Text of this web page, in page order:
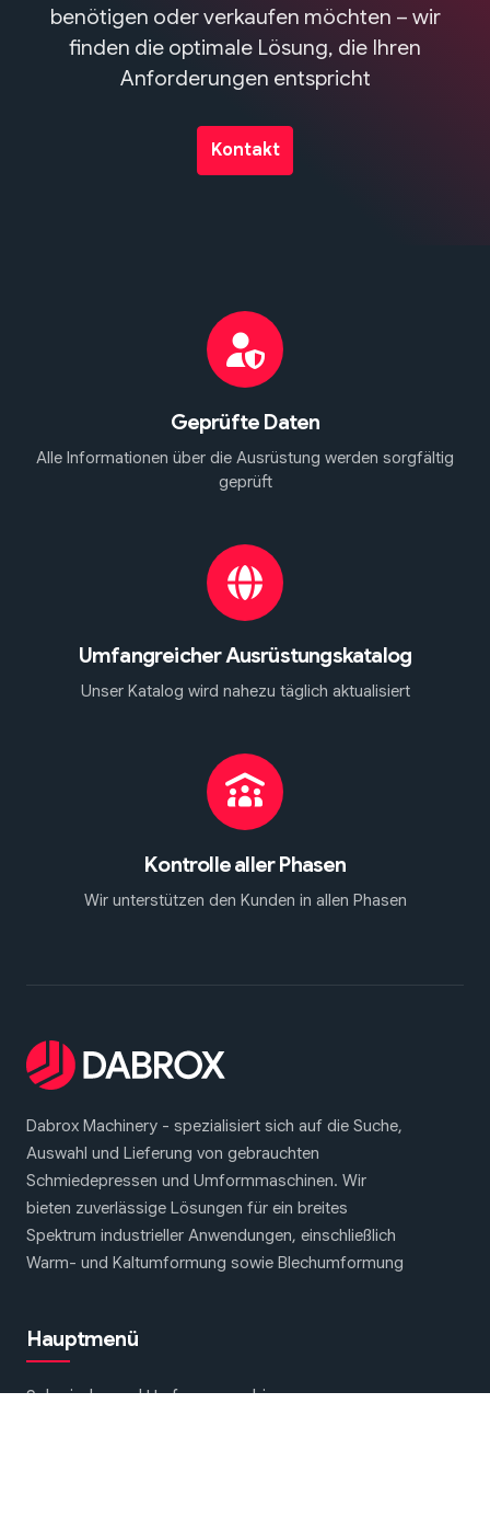
benötigen oder verkaufen möchten – wir
finden die optimale Lösung, die Ihren
Anforderungen entspricht
Kontakt
Geprüfte Daten
Alle Informationen über die Ausrüstung werden sorgfältig
geprüft
Umfangreicher Ausrüstungskatalog
Unser Katalog wird nahezu täglich aktualisiert
Kontrolle aller Phasen
Wir unterstützen den Kunden in allen Phasen
Dabrox Machinery - spezialisiert sich auf die Suche,
Auswahl und Lieferung von gebrauchten
Schmiedepressen und Umformmaschinen. Wir
bieten zuverlässige Lösungen für ein breites
Spektrum industrieller Anwendungen, einschließlich
Warm- und Kaltumformung sowie Blechumformung
Hauptmenü
Schmiede- und Umformmaschinen